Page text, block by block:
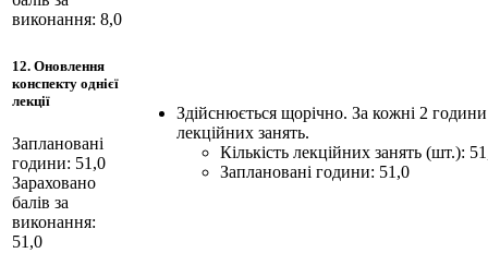
виконання: 8,0
12. Оновлення
конспекту однієї
лекції
Заплановані
години: 51,0
Зараховано
балів за
виконання:
51,0
Здійснюється щорічно. За кожні 2 години
лекційних занять.
Кількість лекційних занять (шт.):
Заплановані години: 51,0